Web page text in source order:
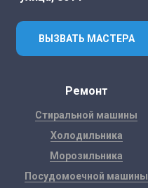
ВЫЗВАТЬ МАСТЕРА
Ремонт
Стиральной машины
Холодильника
Морозильника
Посудомоечной машины